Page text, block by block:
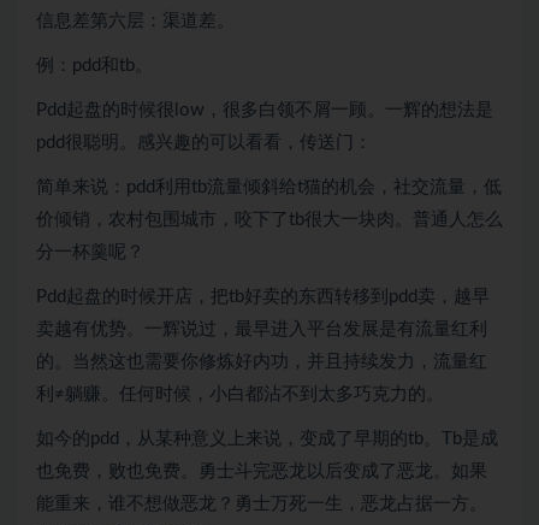
信息差第六层：渠道差。
例：pdd和tb。
Pdd起盘的时候很low，很多白领不屑一顾。一辉的想法是
pdd很聪明。感兴趣的可以看看，传送门：
简单来说：pdd利用tb流量倾斜给t猫的机会，社交流量，低
价倾销，农村包围城市，咬下了tb很大一块肉。普通人怎么
分一杯羹呢？
Pdd起盘的时候开店，把tb好卖的东西转移到pdd卖，越早
卖越有优势。一辉说过，最早进入平台发展是有流量红利
的。当然这也需要你修炼好内功，并且持续发力，流量红
利≠躺赚。任何时候，小白都沾不到太多巧克力的。
如今的pdd，从某种意义上来说，变成了早期的tb。Tb是成
也免费，败也免费。勇士斗完恶龙以后变成了恶龙。如果
能重来，谁不想做恶龙？勇士万死一生，恶龙占据一方。